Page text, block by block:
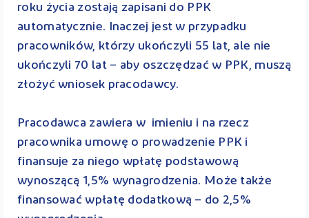
roku życia zostają zapisani do PPK
automatycznie. Inaczej jest w przypadku
pracowników, którzy ukończyli 55 lat, ale nie
ukończyli 70 lat – aby oszczędzać w PPK, muszą
złożyć wniosek pracodawcy.
Pracodawca zawiera w imieniu i na rzecz
pracownika umowę o prowadzenie PPK i
finansuje za niego wpłatę podstawową
wynoszącą 1,5% wynagrodzenia. Może także
finansować wpłatę dodatkową – do 2,5%